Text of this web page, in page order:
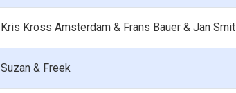
Kris Kross Amsterdam & Frans Bauer & Jan Smit
Suzan & Freek